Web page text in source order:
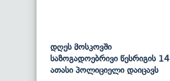
Დღეს Მოსკოვში
Საზოგადოებრივი Წესრიგის 14
Ათასი Პოლიციელი Დაიცავს